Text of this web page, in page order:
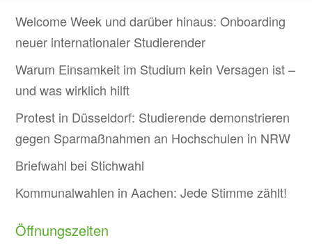
Welcome Week und darüber hinaus: Onboarding
neuer internationaler Studierender
Warum Einsamkeit im Studium kein Versagen ist –
und was wirklich hilft
Protest in Düsseldorf: Studierende demonstrieren
gegen Sparmaßnahmen an Hochschulen in NRW
Briefwahl bei Stichwahl
Kommunalwahlen in Aachen: Jede Stimme zählt!
Öffnungszeiten